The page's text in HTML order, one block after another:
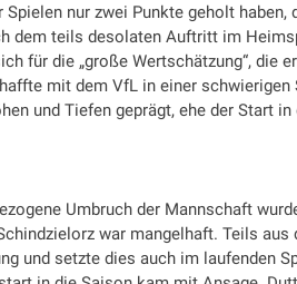
nur zwei Punkte geholt haben,
dem teils desolaten Auftritt im
für die „große Wertschätzung“, die
mit dem VfL in einer
und Tiefen geprägt, ehe der Start
Umbruch der Mannschaft
war mangelhaft. Teils
und setzte dies auch im laufenden